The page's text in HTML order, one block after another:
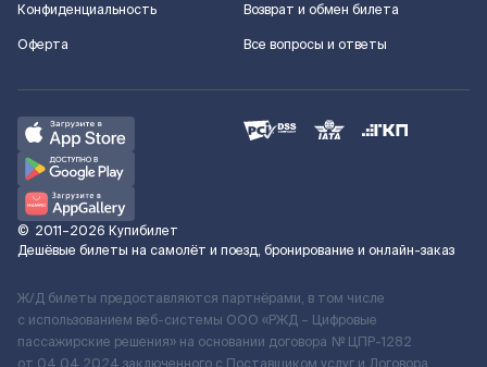
Конфиденциальность
Оферта
Возврат и обмен билета
Все вопросы и ответы
© 2011–2026 Купибилет
Дешёвые билеты на самолёт и поезд, бронирование и онлайн-заказ
Ж/Д билеты предоставляются партнёрами, в том числе
с использованием веб-системы ООО «РЖД – Цифровые
пассажирские решения» на основании договора № ЦПР-1282